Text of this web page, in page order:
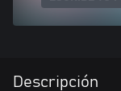
Descripción